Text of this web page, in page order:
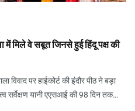
मिले वे सबूत जिनसे हुई हिंदू पक्ष की
विवाद पर हाईकोर्ट की इंदौर पीठ ने बड़ा
सर्वेक्षण यानी एएसआई की 98 दिन तक
से मिले कमल, घंटियां, संस्कृत श्लोक, देवी-